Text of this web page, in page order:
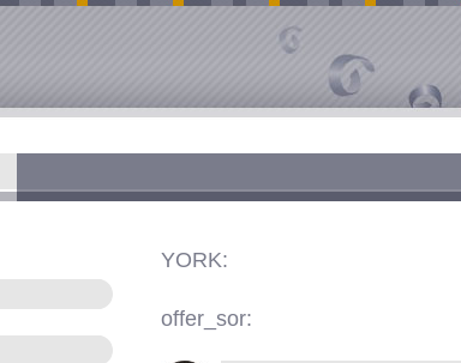
YORK:
offer_sor: